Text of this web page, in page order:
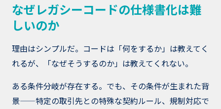
なぜレガシーコードの仕様書化は難
しいのか
理由はシンプルだ。コードは「何をするか」は教えてく
れるが、「なぜそうするのか」は教えてくれない。
ある条件分岐が存在する。でも、その条件が生まれた背
景——特定の取引先との特殊な契約ルール、規制対応で